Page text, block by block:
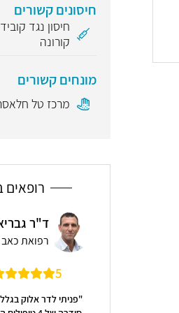
חיסונים קשורים
קורונה
מונחים קשורים
מרכז טל
ד"ר
רפואת כאב
5
"פניתי לדר אלוק